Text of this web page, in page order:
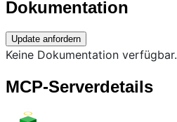
Dokumentation
Update anfordern
Keine Dokumentation verfügbar.
MCP-Serverdetails